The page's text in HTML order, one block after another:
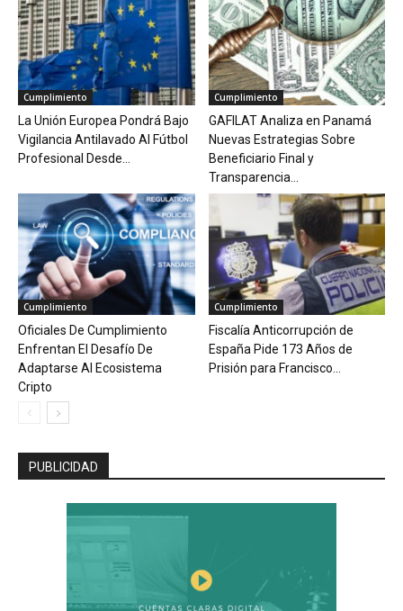
Cumplimiento
La Unión Europea Pondrá Bajo
Vigilancia Antilavado Al Fútbol
Profesional Desde...
Cumplimiento
GAFILAT Analiza en Panamá
Nuevas Estrategias Sobre
Beneficiario Final y
Transparencia...
Cumplimiento
Oficiales De Cumplimiento
Enfrentan El Desafío De
Adaptarse Al Ecosistema
Cripto
Cumplimiento
Fiscalía Anticorrupción de
España Pide 173 Años de
Prisión para Francisco...
PUBLICIDAD